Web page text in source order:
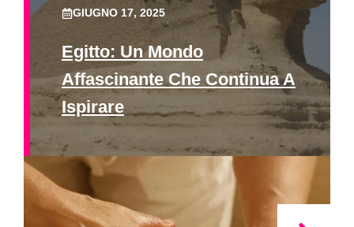
GIUGNO 17, 2025
Egitto: Un Mondo
Affascinante Che Continua A
Ispirare